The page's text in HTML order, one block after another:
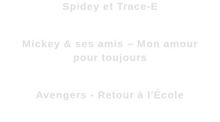
Spidey et Trace-E
Mickey & ses amis – Mon amour
pour toujours
Avengers - Retour à l'École